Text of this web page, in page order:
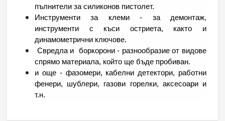
пълнители за силиконов пистолет.
Инструменти за клеми - за демонтаж,
инструменти с къси остриета, както и
динамометрични ключове.
Свредла и  боркорони - разнообразие от видове
спрямо материала, който ще бъде пробиван.
и още - фазомери, кабелни детектори, работни
фенери, шублери, газови горелки, аксесоари и
т.н.